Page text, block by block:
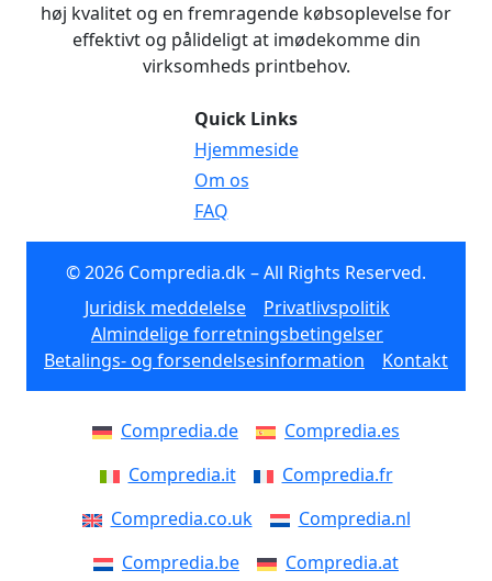
høj kvalitet og en fremragende købsoplevelse for
effektivt og pålideligt at imødekomme din
virksomheds printbehov.
Quick Links
Hjemmeside
Om os
FAQ
© 2026 Compredia.dk – All Rights Reserved.
Juridisk meddelelse
Privatlivspolitik
Almindelige forretningsbetingelser
Betalings- og forsendelsesinformation
Kontakt
Compredia.de
Compredia.es
Compredia.it
Compredia.fr
Compredia.co.uk
Compredia.nl
Compredia.be
Compredia.at